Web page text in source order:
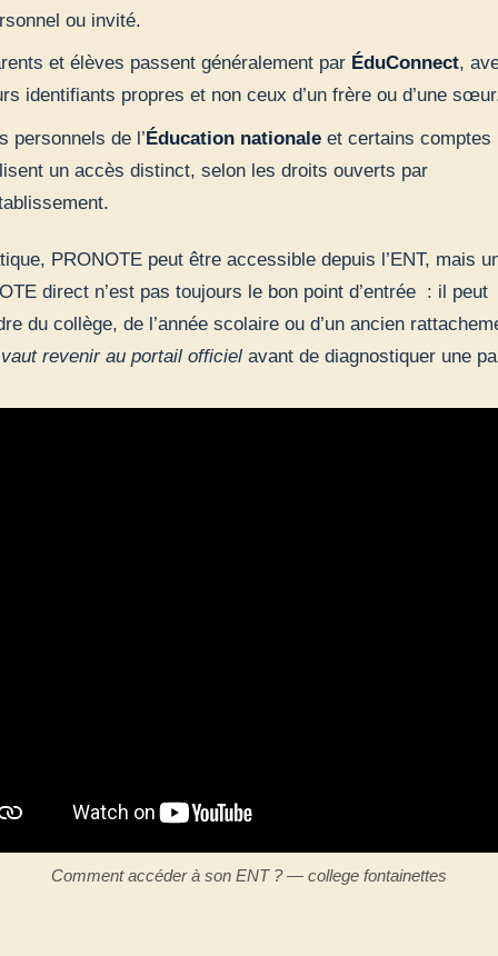
ou invité.
et élèves passent généralement par ÉduConnect,
identifiants propres et non ceux d’un frère ou d’une
personnels de l’Éducation nationale et certains comptes
un accès distinct, selon les droits ouverts par
PRONOTE peut être accessible depuis l’ENT, mais
direct n’est pas toujours le bon point d’entrée : il peut
du collège, de l’année scolaire ou d’un ancien
revenir au portail officielavant de diagnostiquer une
Comment accéder à son ENT ? — college fontainettes